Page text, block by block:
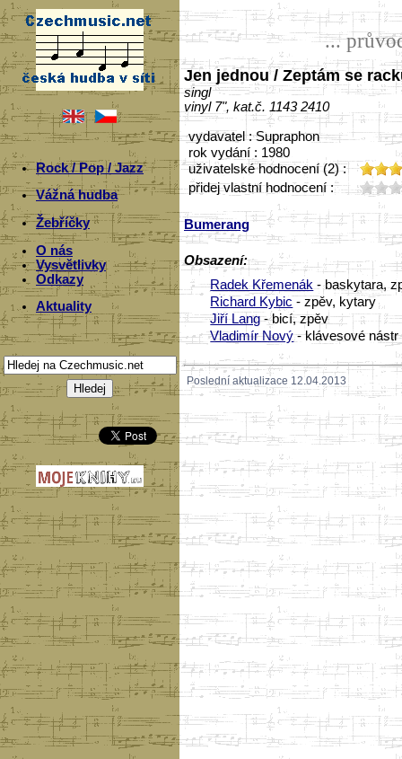
Rock / Pop / Jazz
Vážná hudba
Žebříčky
O nás
Vysvětlivky
Odkazy
Aktuality
...
Jen jednou / Zeptám se
singl
vinyl 7", kat.č. 1143 2410
vydavatel : Supraphon
rok vydání : 1980
uživatelské hodnocení (2) :
přidej vlastní hodnocení :
Bumerang
Obsazení:
Radek Křemenák - baskytara,
Richard Kybic - zpěv, kytary
Jiří Lang- bicí, zpěv
Vladimír Nový- klávesové nástr
Poslední aktualizace 12.04.2013